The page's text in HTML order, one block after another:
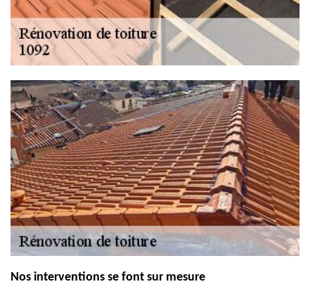
Nos interventions se font sur mesure